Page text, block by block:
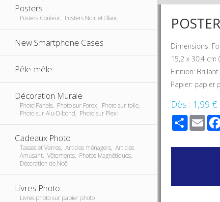
Posters
Posters Couleur, Posters Noir et Blanc
New Smartphone Cases
Pêle-mêle
Décoration Murale
Photo Panels, Photo sur Forex, Photo sur toile,
Photo sur Alu-Dibond, Photo sur Plexi
Cadeaux Photo
Tasses et Verres, Articles ménagers, Articles
Amusant, Vêtements, Photos Magnétiques,
Décoration de Noël
Livres Photo
Livres photo sur papier photo
Dimensions:
15,2 x 30,4 cm
Finition:
Papier: papier
Dès : 1,99 €
Share